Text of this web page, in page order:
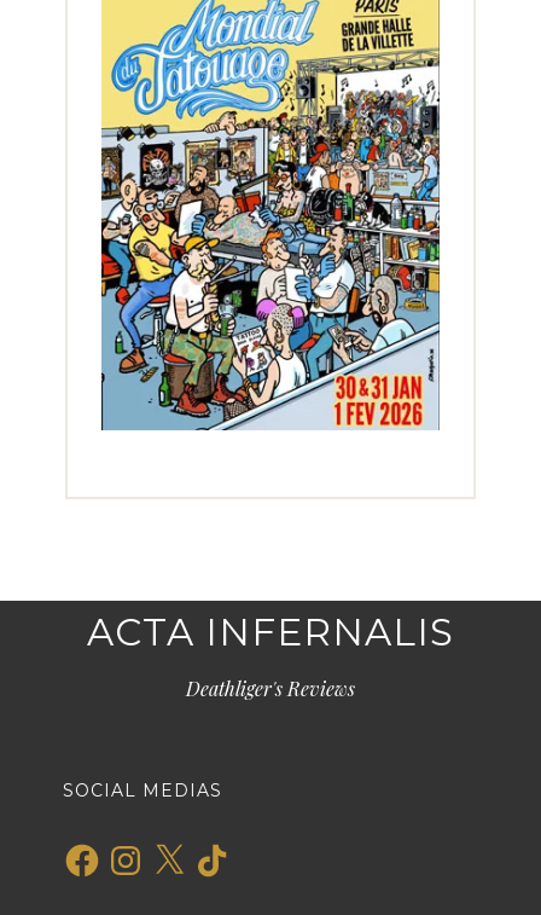
ACTA INFERNALIS
Deathliger's Reviews
SOCIAL MEDIAS
FacebookInstagram
X TikTok